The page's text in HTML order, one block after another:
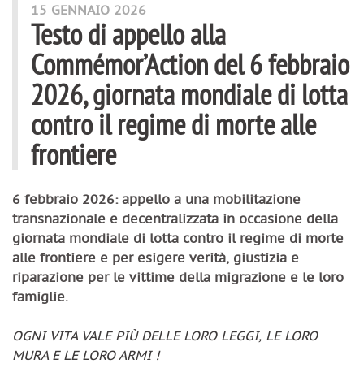
15 GENNAIO 2026
Testo di appello alla
Commémor’Action del 6 febbraio
2026, giornata mondiale di lotta
contro il regime di morte alle
frontiere
6 febbraio 2026: appello a una mobilitazione
transnazionale e decentralizzata in occasione della
giornata mondiale di lotta contro il regime di morte
alle frontiere e per esigere verità, giustizia e
riparazione per le vittime della migrazione e le loro
famiglie.
OGNI VITA VALE PIÙ DELLE LORO LEGGI, LE LORO
MURA E LE LORO ARMI !